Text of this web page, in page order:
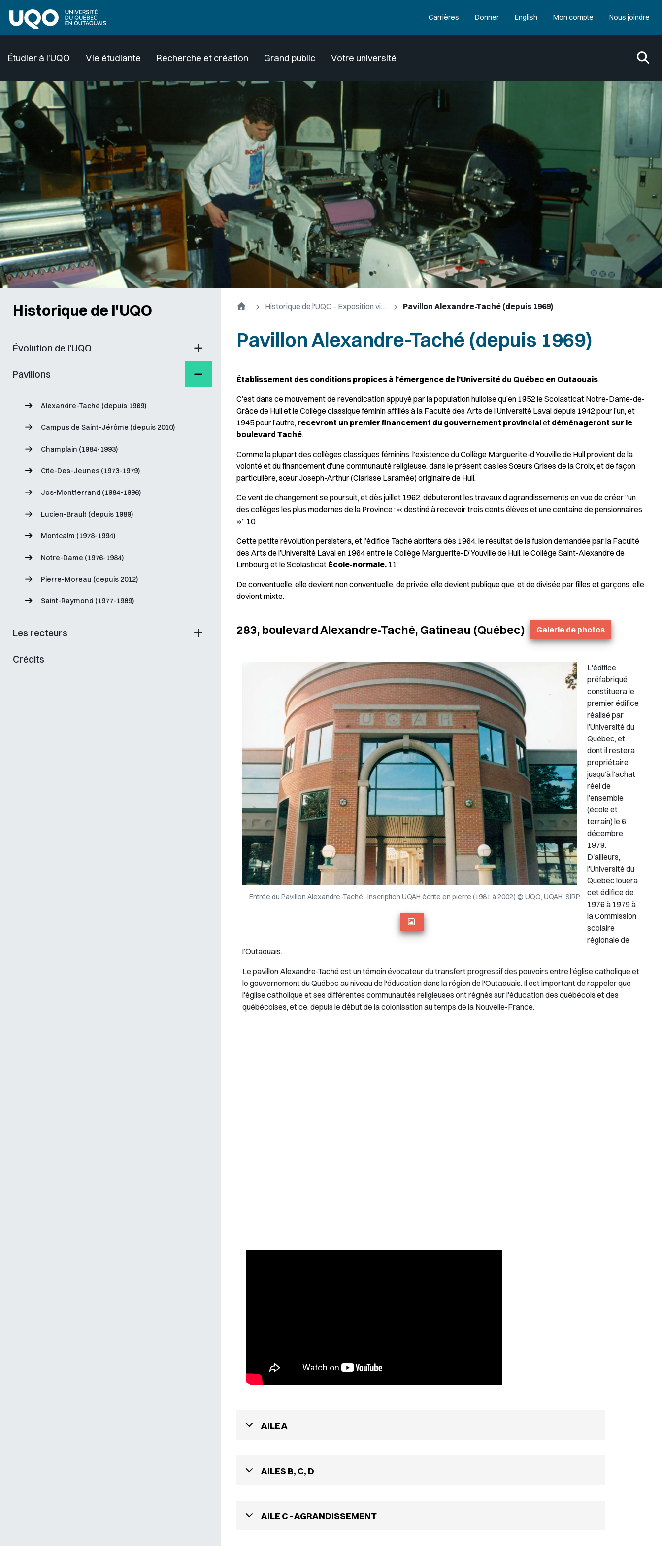
Carrières Donner English Mon compte Nous joindre
Étudier à l'UQO Vie étudiante Recherche et création Grand public Votre université
Historique de l'UQO
Évolution de l'UQO
Pavillons
Alexandre-Taché (depuis 1969)
Campus de Saint-Jérôme (depuis 2010)
Champlain (1984-1993)
Cité-Des-Jeunes (1973-1979)
Jos-Montferrand (1984-1996)
Lucien-Brault (depuis 1989)
Montcalm (1978-1994)
Notre-Dame (1976-1984)
Pierre-Moreau (depuis 2012)
Saint-Raymond (1977-1989)
Les recteurs
Crédits
Accueil Historique de l'UQO - Exposition virtuelle Pavillon Alexandre-Taché (depuis 1969)
Pavillon Alexandre-Taché (depuis 1969)
Établissement des conditions propices à l’émergence de l’Université du Québec en Outaouais
C’est dans ce mouvement de revendication appuyé par la population hulloise qu’en 1952 le Scolasticat Notre-Dame-de-
Grâce de Hull et le Collège classique féminin affiliés à la Faculté des Arts de l’Université Laval depuis 1942 pour l’un, et
1945 pour l’autre, recevront un premier financement du gouvernement provincialet déménageront sur le
boulevard Taché.
Comme la plupart des collèges classiques féminins, l’existence du Collège Marguerite-d’Youville de Hull provient de la
volonté et du financement d’une communauté religieuse, dans le présent cas les Sœurs Grises de la Croix, et de façon
particulière, sœur Joseph-Arthur (Clarisse Laramée) originaire de Hull.
Ce vent de changement se poursuit, et dès juillet 1962, débuteront les travaux d’agrandissements en vue de créer “un
des collèges les plus modernes de la Province : « destiné à recevoir trois cents élèves et une centaine de pensionnaires
»” 10.
Cette petite révolution persistera, et l’édifice Taché abritera dès 1964, le résultat de la fusion demandée par la Faculté
des Arts de l’Université Laval en 1964 entre le Collège Marguerite-D’Youville de Hull, le Collège Saint-Alexandre de
Limbourg et le Scolasticat École-normale.11
De conventuelle, elle devient non conventuelle, de privée, elle devient publique que, et de divisée par filles et garçons, elle
devient mixte.
283, boulevard Alexandre-Taché, Gatineau (Québec) Galerie de photos
Entrée du Pavillon Alexandre-Taché : Inscription UQAH écrite en pierre (1981 à 2002) © UQO, UQAH, SIRP
L'édifice
préfabriqué
constituera le
premier édifice
réalisé par
l’Université du
Québec, et
dont il restera
propriétaire
jusqu’à l’achat
réel de
l’ensemble
(école et
terrain) le 6
décembre
1979.
D'ailleurs,
l'Université du
Québec louera
cet édifice de
1976 à 1979 à
la Commission
scolaire
régionale de
l’Outaouais.
Le pavillon Alexandre-Taché est un témoin évocateur du transfert progressif des pouvoirs entre l'église catholique et
le gouvernement du Québec au niveau de l'éducation dans la région de l'Outaouais. Il est important de rappeler que
l'église catholique et ses différentes communautés religieuses ont régnés sur l'éducation des québécois et des
québécoises, et ce, depuis le début de la colonisation au temps de la Nouvelle-France.
AILE A
AILES B, C, D
AILE C - AGRANDISSEMENT